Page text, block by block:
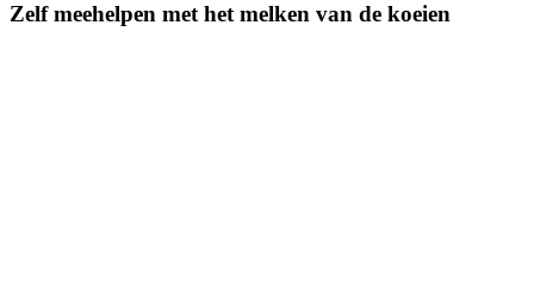
Zelf meehelpen met het melken van de koeien